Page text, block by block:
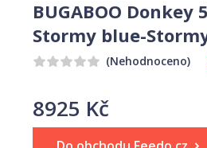
BUGABOO
Stormy blue-
(Nehodnoceno)
8925 Kč